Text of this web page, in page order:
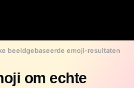
beeldgebaseerde emoji-resultaten
om echte